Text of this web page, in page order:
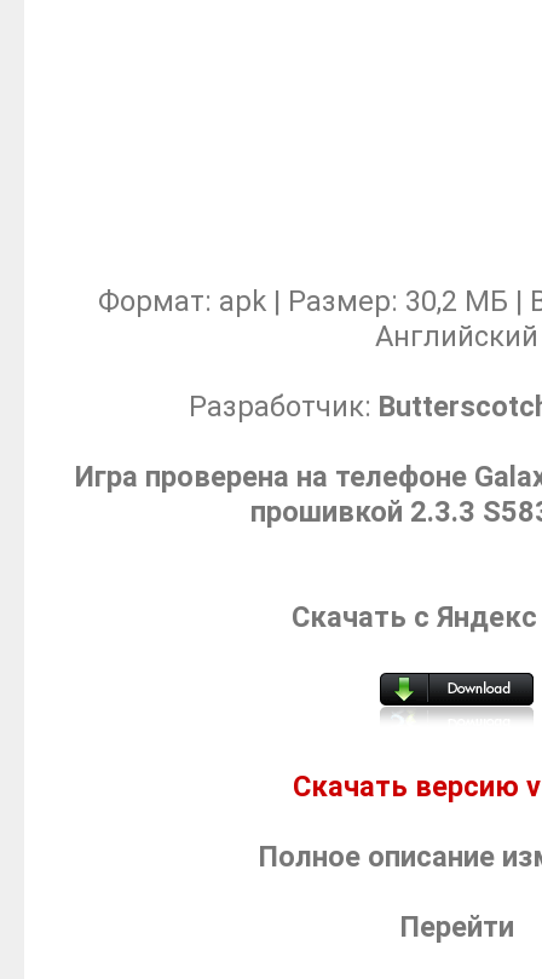
Формат: apk | Размер: 30,2 МБ |
Английский
Разработчик:
Игра проверена на телефоне
прошивкой 2.3.3
Скачать с
Скачать версию
Полное описание
Перейти